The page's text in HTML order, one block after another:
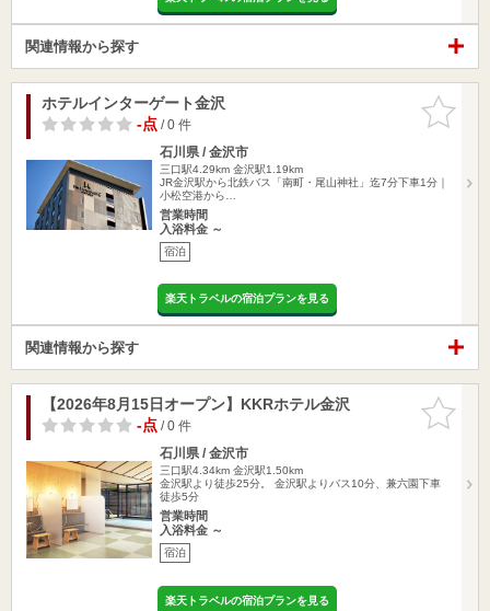
関連情報から探す
お気に入
りに追加
ホテルインターゲート金沢
-点/ 0 件
石川県 / 金沢市
三口駅4.29km 金沢駅1.19km
JR金沢駅から北鉄バス「南町・尾山神社」迄7分下車1分｜
小松空港から…
営業時間
入浴料金 ～
宿泊
楽天トラベルの宿泊プランを見る
関連情報から探す
お気に入
りに追加
【2026年8月15日オープン】KKRホテル金沢
-点/ 0 件
石川県 / 金沢市
三口駅4.34km 金沢駅1.50km
金沢駅より徒歩25分。 金沢駅よりバス10分、兼六園下車
徒歩5分
営業時間
入浴料金 ～
宿泊
楽天トラベルの宿泊プランを見る